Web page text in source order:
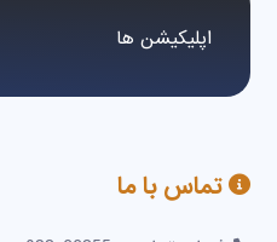
اپلیکیشن ها
تماس با ما